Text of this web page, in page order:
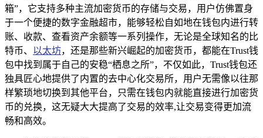
箱”，它支持多种主流加密货币的存储与交易，用户仿佛置身
于一个便捷的数字金融超市，能够轻松自如地在钱包内进行转
账、收款、查看资产余额等一系列操作，无论是全球知名的比
特币、 以太坊，还是那些新兴崛起的加密货币，都能在Trust钱
包中找到属于自己的安稳“栖息之所”，不仅如此，Trust钱包还
独具匠心地提供了内置的去中心化交易所，用户无需像以往那
样繁琐地切换到其他平台，只需在钱包内就能直接进行加密货
币的兑换，这无疑大大提高了交易的效率,让交易变得更加流
畅和高效。